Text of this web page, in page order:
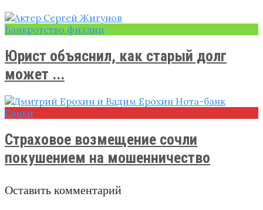
Банкротство физлиц
Юрист объяснил, как старый долг
может ...
Банки
Страховое возмещение сочли
покушением на мошенничество
Оставить комментарий